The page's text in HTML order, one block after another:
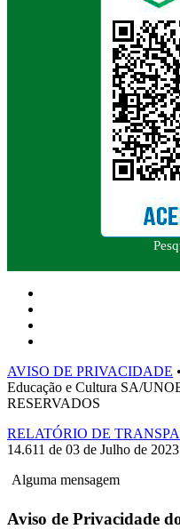
AVISO DE PRIVACIDADE
Educação e Cultura SA/
RESERVADOS
RELATÓRIO DE
14.611 de 03 de Julho de
Alguma mensagem
Aviso de Privacidade